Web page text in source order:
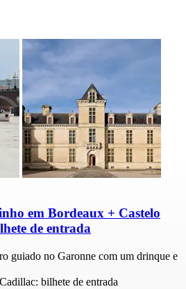
em Bordeaux + Castelo
de entrada
guiado no Garonne com um drinque e
bilhete de entrada